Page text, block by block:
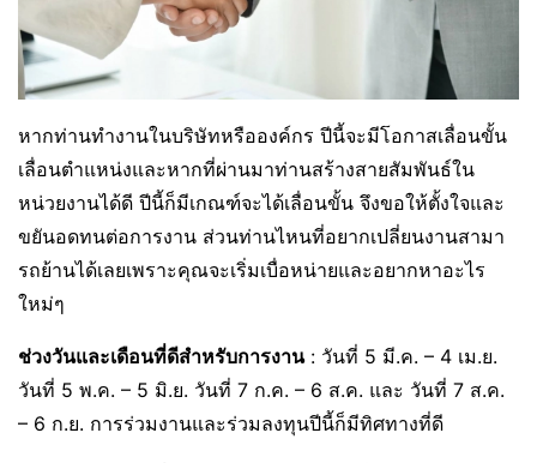
หากท่านทำงานในบริษัทหรือองค์กร ปีนี้จะมีโอกาสเลื่อนขั้น
เลื่อนตำแหน่งและหากที่ผ่านมาท่านสร้างสายสัมพันธ์ใน
หน่วยงานได้ดี ปีนี้ก็มีเกณฑ์จะได้เลื่อนขั้น จึงขอให้ตั้งใจและ
ขยันอดทนต่อการงาน ส่วนท่านไหนที่อยากเปลี่ยนงานสามา
รถย้านได้เลยเพราะคุณจะเริ่มเบื่อหน่ายและอยากหาอะไร
ใหม่ๆ
ช่วงวันและเดือนที่ดีสำหรับการงาน: วันที่ 5 มี.ค. – 4 เม.ย.
วันที่ 5 พ.ค. – 5 มิ.ย. วันที่ 7 ก.ค. – 6 ส.ค. และ วันที่ 7 ส.ค.
– 6 ก.ย. การร่วมงานและร่วมลงทุนปีนี้ก็มีทิศทางที่ดี